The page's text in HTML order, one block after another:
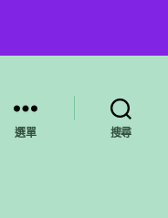
選單 搜尋